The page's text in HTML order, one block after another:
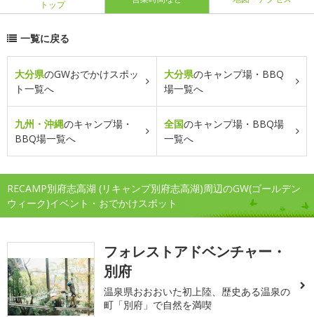
トップ
一覧に戻る
大分県のGWおでかけスポッ
ト一覧へ
大分県のキャンプ場・BBQ
場一覧へ
九州・沖縄のキャンプ場・
BBQ場一覧へ
全国のキャンプ場・BBQ場
一覧へ
RECAMP別府志高湖 (リキャンプ別府志高湖)周辺のGW(ゴールデン
ウィーク)イベント・おでかけスポット
フォレストアドベンチャー・
別府
温泉県おおおいた初上陸、歴史ある温泉の
町「別府」で自然を満喫